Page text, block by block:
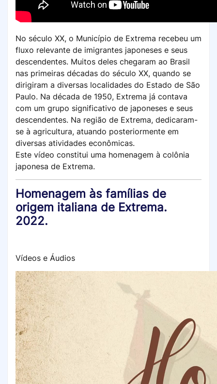
No século XX, o Município de Extrema recebeu um
fluxo relevante de imigrantes japoneses e seus
descendentes. Muitos deles chegaram ao Brasil
nas primeiras décadas do século XX, quando se
dirigiram a diversas localidades do Estado de São
Paulo. Na década de 1950, Extrema já contava
com um grupo significativo de japoneses e seus
descendentes. Na região de Extrema, dedicaram-
se à agricultura, atuando posteriormente em
diversas atividades econômicas.
Este vídeo constitui uma homenagem à colônia
japonesa de Extrema.
Homenagem às famílias de
origem italiana de Extrema.
2022.
Vídeos e Áudios